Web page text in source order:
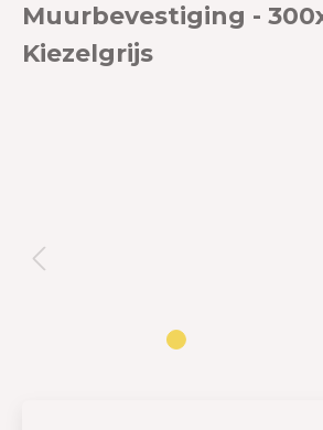
Muurbevestiging -
Kiezelgrijs